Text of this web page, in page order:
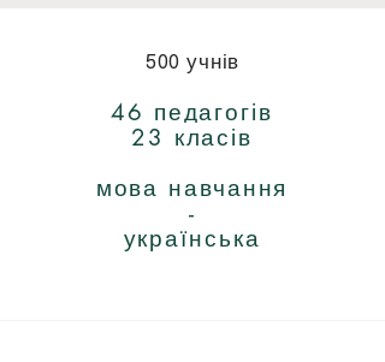
500 учнів
46 педагогів
23 класів
мова навчання
-
українська